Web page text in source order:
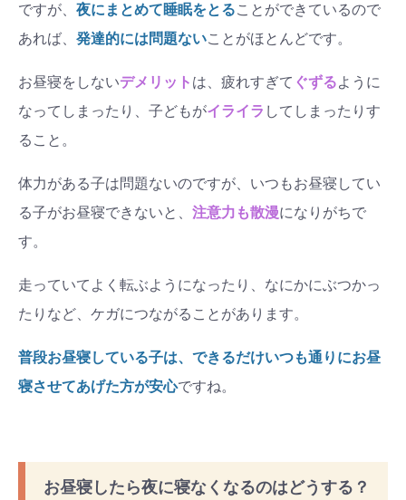
ですが、 夜にまとめて睡眠をとることができているので
あれば、 発達的には問題ないことがほとんどです。
お昼寝をしないデメリット は、疲れすぎて ぐずるように
なってしまったり、子どもがイライラ してしまったりす
ること。
体力がある子は問題ないのですが、いつもお昼寝してい
る子がお昼寝できないと、 注意力も散漫になりがちで
す。
走っていてよく転ぶようになったり、なにかにぶつかっ
たりなど、ケガにつながることがあります。
普段お昼寝している子は、できるだけいつも通りにお昼
寝させてあげた方が安心ですね。
お昼寝したら夜に寝なくなるのはどうする？